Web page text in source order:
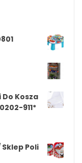
Do Kosza
911*
Poli